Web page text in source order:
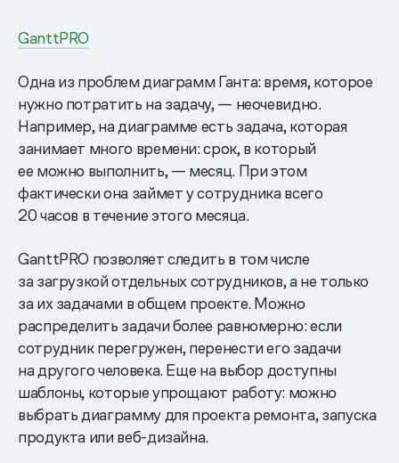
GanttPRO
Одна из проблем диаграмм Ганта: время, которое
нужно потратить на задачу, — неочевидно.
Например, на диаграмме есть задача, которая
занимает много времени: срок, в который
ее можно выполнить, — месяц. При этом
фактически она займет у сотрудника всего
20 часов в течение этого месяца.
GanttPRO позволяет следить в том числе
за загрузкой отдельных сотрудников, а не только
за их задачами в общем проекте. Можно
распределить задачи более равномерно: если
сотрудник перегружен, перенести его задачи
на другого человека. Еще на выбор доступны
шаблоны, которые упрощают работу: можно
выбрать диаграмму для проекта ремонта, запуска
продукта или веб-дизайна.